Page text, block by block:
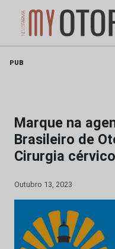
PUB
Marque na
Brasileiro de
Cirurgia
Outubro 13, 2023